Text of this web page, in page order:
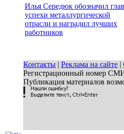
Илья Середюк обозначил
успехи металлургической
отрасли и наградил лучших
работников
Контакты | Реклама на сайте |
Регистрационный номер
Публикация материалов